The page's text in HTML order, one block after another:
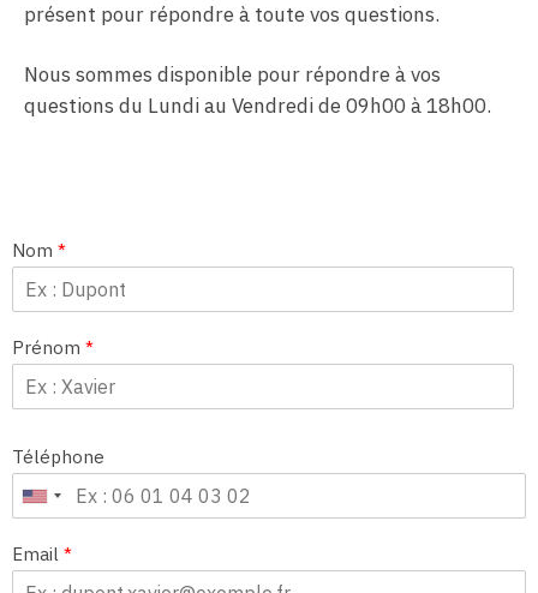
présent pour répondre à toute vos questions.
Nous sommes disponible pour répondre à vos
questions du Lundi au Vendredi de 09h00 à 18h00.
Nom *
Prénom *
Téléphone
Email *